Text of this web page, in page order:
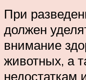
При
должен
внимание
животных, а
недостаткам